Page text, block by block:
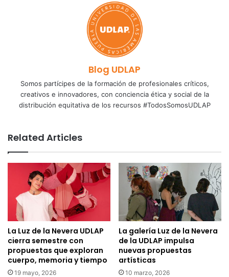
Blog UDLAP
Somos partícipes de la formación de profesionales críticos,
creativos e innovadores, con conciencia ética y social de la
distribución equitativa de los recursos #TodosSomosUDLAP
Related Articles
La Luz de la Nevera UDLAP
cierra semestre con
propuestas que exploran
cuerpo, memoria y tiempo
19 mayo, 2026
La galería Luz de la Nevera
de la UDLAP impulsa
nuevas propuestas
artísticas
10 marzo, 2026